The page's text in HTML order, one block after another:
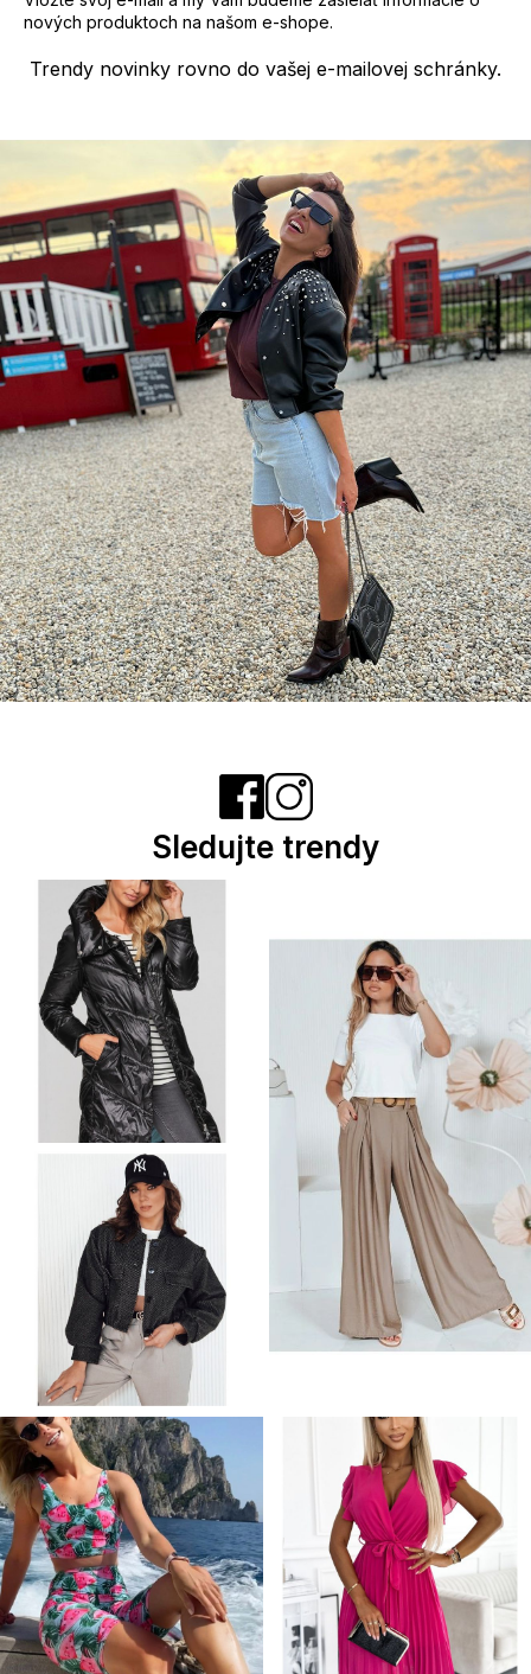
Trendy novinky rovno do vašej e-mailovej schránky.
nových produktoch na našom e-shope.